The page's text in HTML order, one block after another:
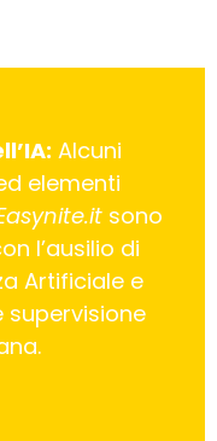
Alcuni
elementi
sono
l’ausilio di
Artificiale e